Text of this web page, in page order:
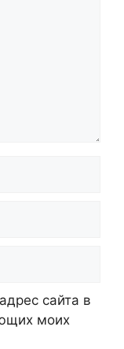
сайта в
моих